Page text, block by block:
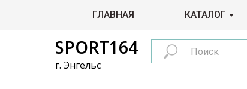
SPORT164
г. Энгельс
ГЛАВНАЯ КАТАЛОГ